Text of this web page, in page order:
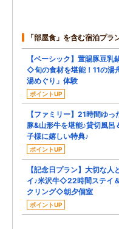
「部屋食」を含む宿泊プラ
【ベーシック】置賜豚豆乳
◇旬の食材を堪能！11の湯
湯めぐり」体験
ポイントUP
【ファミリー】21時間ゆ
豚&山形牛を堪能♪貸切風
子様に嬉しい特典♪
ポイントUP
【記念日プラン】大切な人
イ♪米沢牛◇22時間ステイ
クリング◇朝夕個室
ポイントUP